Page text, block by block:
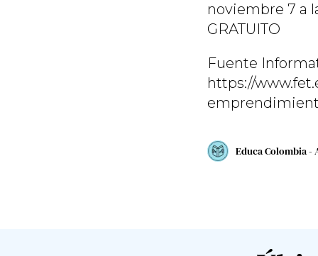
noviembre 7 a
GRATUITO
Fuente
https://
Educa Colombia -